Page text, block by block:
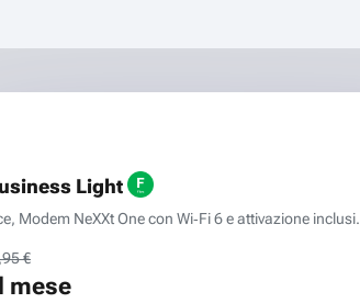
Light
Modem NeXXt One con Wi‑Fi 6 e attivazione inclusi.
€
mese